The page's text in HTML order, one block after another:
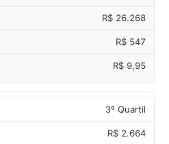
R$ 26.268
R$ 547
R$ 9,95
3º Quartil
R$ 2.664